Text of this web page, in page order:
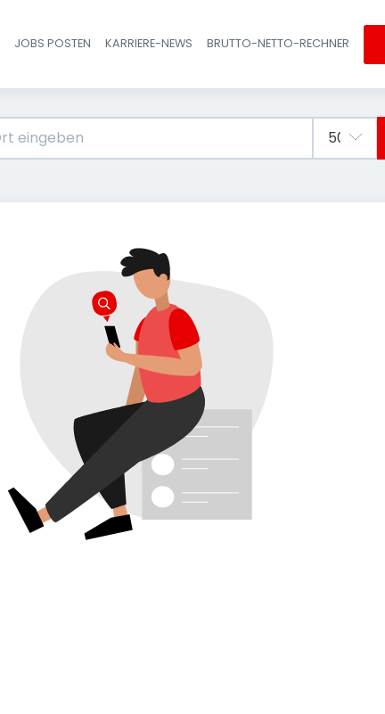
Haupt-Navigation
JOBS POSTEN KARRIERE-NEWS BRUTTO-NETTO-RECHNER